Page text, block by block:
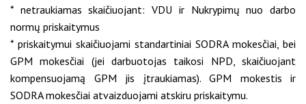
* netraukiamas skaičiuojant: VDU ir Nukrypimų nuo darbo
normų priskaitymus
* priskaitymui skaičiuojami standartiniai SODRA mokesčiai, bei
GPM mokesčiai (jei darbuotojas taikosi NPD, skaičiuojant
kompensuojamą GPM jis įtraukiamas). GPM mokestis ir
SODRA mokesčiai atvaizduojami atskiru priskaitymu.